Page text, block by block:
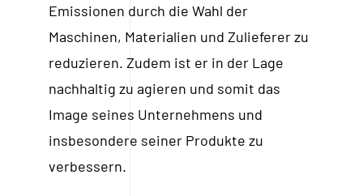
Emissionen durch die Wahl der
Maschinen, Materialien und Zulieferer zu
reduzieren. Zudem ist er in der Lage
nachhaltig zu agieren und somit das
Image seines Unternehmens und
insbesondere seiner Produkte zu
verbessern.